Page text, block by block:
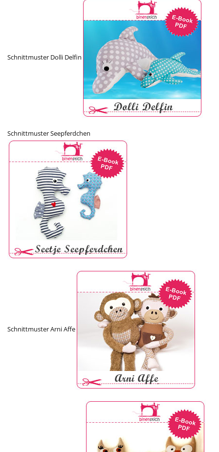
Schnittmuster Dolli Delfin
Schnittmuster Seepferdchen
Schnittmuster Arni Affe